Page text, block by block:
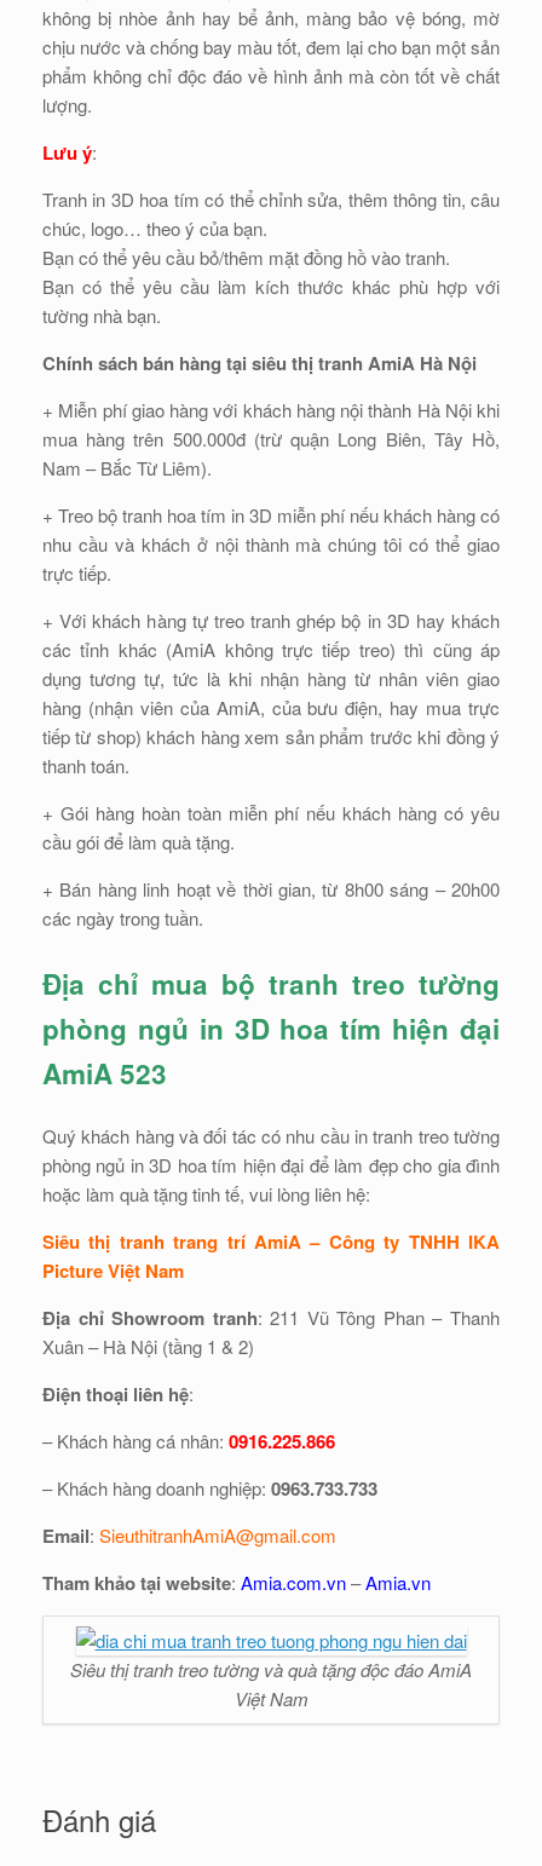
không bị nhòe ảnh hay bể ảnh, màng bảo vệ bóng, mờ
chịu nước và chống bay màu tốt, đem lại cho bạn một sản
phẩm không chỉ độc đáo về hình ảnh mà còn tốt về chất
lượng.
Lưu ý:
Tranh in 3D hoa tím có thể chỉnh sửa, thêm thông tin, câu
chúc, logo… theo ý của bạn.
Bạn có thể yêu cầu bỏ/thêm mặt đồng hồ vào tranh.
Bạn có thể yêu cầu làm kích thước khác phù hợp với
tường nhà bạn.
Chính sách bán hàng tại siêu thị tranh AmiA Hà Nội
+ Miễn phí giao hàng với khách hàng nội thành Hà Nội khi
mua hàng trên 500.000đ (trừ quận Long Biên, Tây Hồ,
Nam – Bắc Từ Liêm).
+ Treo bộ tranh hoa tím in 3D miễn phí nếu khách hàng có
nhu cầu và khách ở nội thành mà chúng tôi có thể giao
trực tiếp.
+ Với khách hàng tự treo tranh ghép bộ in 3D hay khách
các tỉnh khác (AmiA không trực tiếp treo) thì cũng áp
dụng tương tự, tức là khi nhận hàng từ nhân viên giao
hàng (nhận viên của AmiA, của bưu điện, hay mua trực
tiếp từ shop) khách hàng xem sản phẩm trước khi đồng ý
thanh toán.
+ Gói hàng hoàn toàn miễn phí nếu khách hàng có yêu
cầu gói để làm quà tặng.
+ Bán hàng linh hoạt về thời gian, từ 8h00 sáng – 20h00
các ngày trong tuần.
Địa chỉ mua bộ tranh treo tường
phòng ngủ in 3D hoa tím hiện đại
AmiA 523
Quý khách hàng và đối tác có nhu cầu in tranh treo tường
phòng ngủ in 3D hoa tím hiện đại để làm đẹp cho gia đình
hoặc làm quà tặng tinh tế, vui lòng liên hệ:
Siêu thị tranh trang trí AmiA – Công ty TNHH IKA
Picture Việt Nam
Địa chỉ Showroom tranh: 211 Vũ Tông Phan – Thanh
Xuân – Hà Nội (tầng 1 & 2)
Điện thoại liên hệ:
– Khách hàng cá nhân: 0916.225.866
– Khách hàng doanh nghiệp: 0963.733.733
Email: SieuthitranhAmiA@gmail.com
Tham khảo tại website: Amia.com.vn–Amia.vn
Siêu thị tranh treo tường và quà tặng độc đáo AmiA
Việt Nam
Đánh giá